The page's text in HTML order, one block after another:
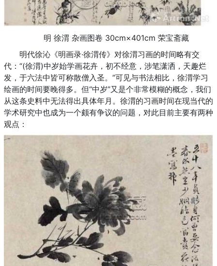
明 徐渭 杂画图卷 30cm×401cm 荣宝斋藏
明代徐沁《明画录·徐渭传》对徐渭习画的时间略有交
代：“(徐渭)中岁始学画花卉，初不经意，涉笔潇洒，天趣烂
发，于六法中皆可称散僧入圣。”可见与书法相比，徐渭学习
绘画的时间要晚得多。但“中岁”又是个非常模糊的概念，我们
从这条史料中无法得出具体年月。徐渭的习画时间在现当代的
学术研究中也成为一个颇有争议的问题，对此目前主要有两种
观点：